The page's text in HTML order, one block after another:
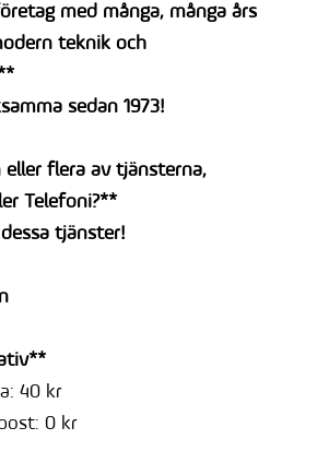
med många, många års
teknik och
sedan 1973!
eller flera av tjänsterna,
Telefoni?**
tjänster!
40 kr
0 kr